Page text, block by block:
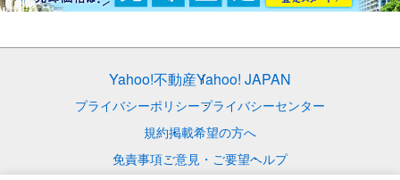
Yahoo!不動産Yahoo! JAPAN
プライバシーポリシープライバシーセンター
規約掲載希望の方へ
免責事項ご意見・ご要望ヘルプ